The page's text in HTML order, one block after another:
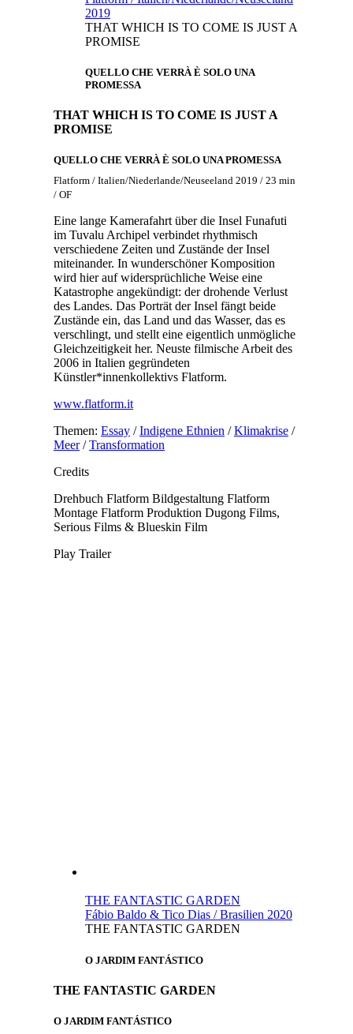
2019
THAT WHICH IS TO COME IS JUST A
PROMISE
QUELLO CHE VERRÀ È SOLO UNA
PROMESSA
THAT WHICH IS TO COME IS JUST A
PROMISE
QUELLO CHE VERRÀ È SOLO UNA PROMESSA
Flatform / Italien/Niederlande/Neuseeland 2019 / 23 min
/ OF
Eine lange Kamerafahrt über die Insel Funafuti
im Tuvalu Archipel verbindet rhythmisch
verschiedene Zeiten und Zustände der Insel
miteinander. In wunderschöner Komposition
wird hier auf widersprüchliche Weise eine
Katastrophe angekündigt: der drohende Verlust
des Landes. Das Porträt der Insel fängt beide
Zustände ein, das Land und das Wasser, das es
verschlingt, und stellt eine eigentlich unmögliche
Gleichzeitigkeit her. Neuste filmische Arbeit des
2006 in Italien gegründeten
Künstler*innenkollektivs Flatform.
www.flatform.it
Themen: Essay/Indigene Ethnien /Klimakrise/
Meer/Transformation
Credits
Drehbuch Flatform Bildgestaltung Flatform
Montage Flatform Produktion Dugong Films,
Serious Films & Blueskin Film
Play Trailer
THE FANTASTIC GARDEN
Fábio Baldo & Tico Dias / Brasilien 2020
THE FANTASTIC GARDEN
O JARDIM FANTÁSTICO
THE FANTASTIC GARDEN
O JARDIM FANTÁSTICO